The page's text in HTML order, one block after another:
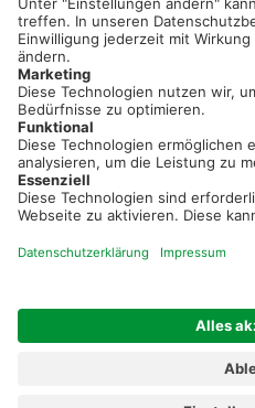
Registriere
einfach
Kostenlos
Impressum